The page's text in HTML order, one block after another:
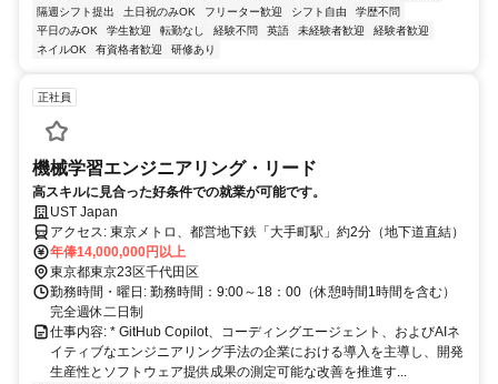
隔週シフト提出
土日祝のみOK フリーター歓迎 シフト自由
学歴不問
平日のみOK
学生歓迎 転勤なし 経験不問 英語 未経験者歓迎
経験者歓迎
ネイルOK
有資格者歓迎 研修あり
正社員
機械学習エンジニアリング・リード
高スキルに見合った好条件での就業が可能です。
UST Japan
アクセス: 東京メトロ、都営地下鉄「大手町駅」約2分（地下道直結）
年俸14,000,000円以上
東京都東京23区千代田区
勤務時間・曜日: 勤務時間：9:00～18：00（休憩時間1時間を含む）
完全週休二日制
仕事内容: * GitHub Copilot、コーディングエージェント、およびAIネ
イティブなエンジニアリング手法の企業における導入を主導し、開発
生産性とソフトウェア提供成果の測定可能な改善を推進す...